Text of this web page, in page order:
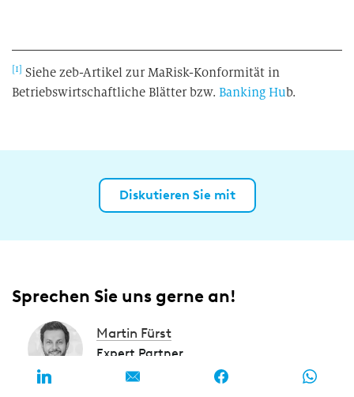
[1] Siehe zeb-Artikel zur MaRisk-Konformität in
Betriebswirtschaftliche Blätter bzw. Banking Hub.
Diskutieren Sie mit
Sprechen Sie uns gerne an!
Martin Fürst
Expert Partner
Office Frankfurt